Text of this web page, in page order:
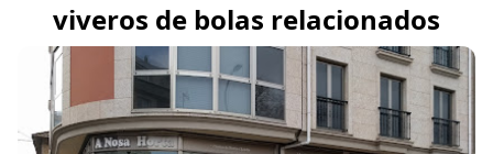
viveros de bolas relacionados